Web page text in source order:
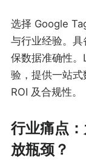
选择 Google
与行业经验。
保数据准确性
验，提供一站
ROI 及合规性。
行业痛点
放瓶颈？